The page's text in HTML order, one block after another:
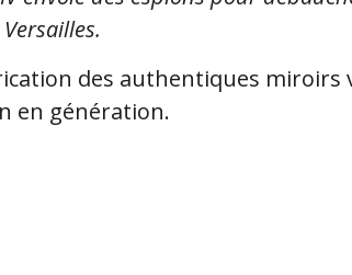
des authentiques miroirs
en génération.